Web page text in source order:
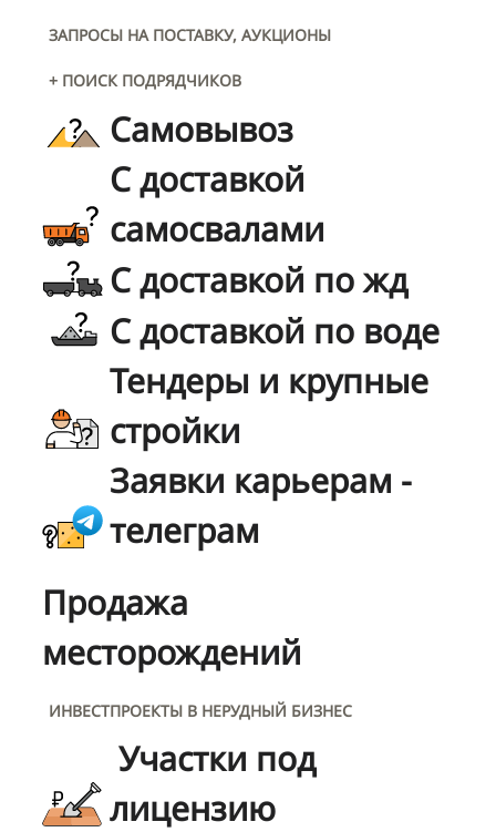
ЗАПРОСЫ НА ПОСТАВКУ, АУКЦИОНЫ
+ ПОИСК ПОДРЯДЧИКОВ
Самовывоз
С доставкой
самосвалами
С доставкой по жд
С доставкой по воде
Тендеры и крупные
стройки
Заявки карьерам -
телеграм
Продажа
месторождений
ИНВЕСТПРОЕКТЫ В НЕРУДНЫЙ БИЗНЕС
Участки под
лицензию